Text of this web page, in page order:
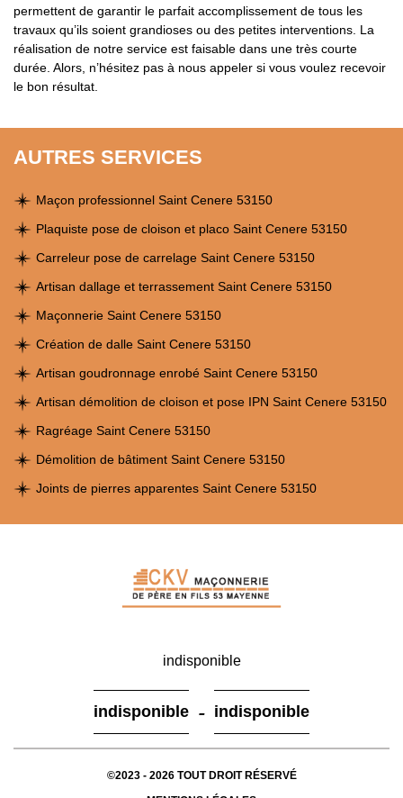
permettent de garantir le parfait accomplissement de tous les
travaux qu’ils soient grandioses ou des petites interventions. La
réalisation de notre service est faisable dans une très courte
durée. Alors, n’hésitez pas à nous appeler si vous voulez recevoir
le bon résultat.
AUTRES SERVICES
Maçon professionnel Saint Cenere 53150
Plaquiste pose de cloison et placo Saint Cenere 53150
Carreleur pose de carrelage Saint Cenere 53150
Artisan dallage et terrassement Saint Cenere 53150
Maçonnerie Saint Cenere 53150
Création de dalle Saint Cenere 53150
Artisan goudronnage enrobé Saint Cenere 53150
Artisan démolition de cloison et pose IPN Saint Cenere 53150
Ragréage Saint Cenere 53150
Démolition de bâtiment Saint Cenere 53150
Joints de pierres apparentes Saint Cenere 53150
indisponible
indisponible - indisponible
©2023 - 2026 TOUT DROIT RÉSERVÉ